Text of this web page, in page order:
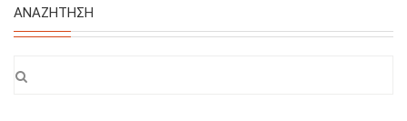
ΑΝΑΖΉΤΗΣΗ